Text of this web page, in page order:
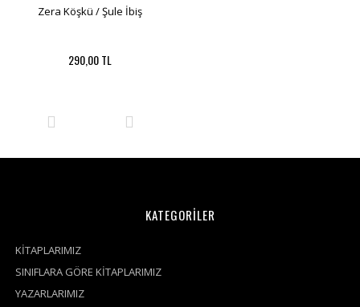
Zera Köşkü / Şule İbiş
290,00 TL
KATEGORİLER
KİTAPLARIMIZ
SINIFLARA GÖRE KİTAPLARIMIZ
YAZARLARIMIZ